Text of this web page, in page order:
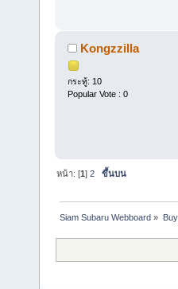
Kongzzilla
กระทู้: 10
Popular Vote : 0
หน้า: [1]2 ขึ้นบน
Siam Subaru Webboard »